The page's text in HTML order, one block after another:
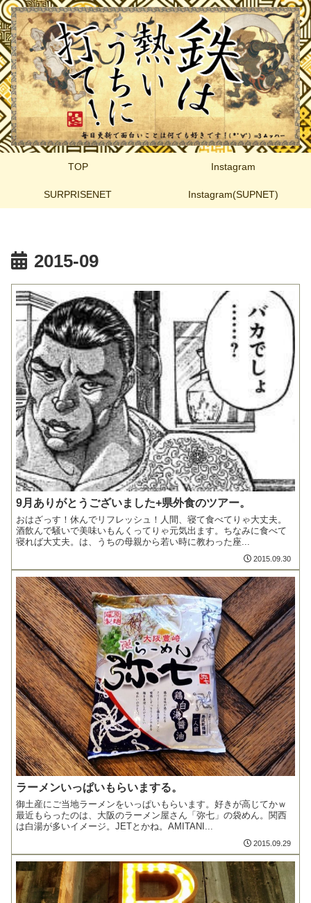
TOP Instagram
SURPRISENET Instagram(SUPNET)
2015-09
9月ありがとうございました+県外食のツアー。
おはざっす！休んでリフレッシュ！人間、寝て食べてりゃ大丈夫。
酒飲んで騒いで美味いもんくってりゃ元気出ます。ちなみに食べて
寝れば大丈夫。は、うちの母親から若い時に教わった座...
2015.09.30
ラーメンいっぱいもらいまする。
御土産にご当地ラーメンをいっぱいもらいます。好きが高じてかｗ
最近もらったのは、大阪のラーメン屋さん「弥七」の袋めん。関西
は白湯が多いイメージ。JETとかね。AMITANI...
2015.09.29